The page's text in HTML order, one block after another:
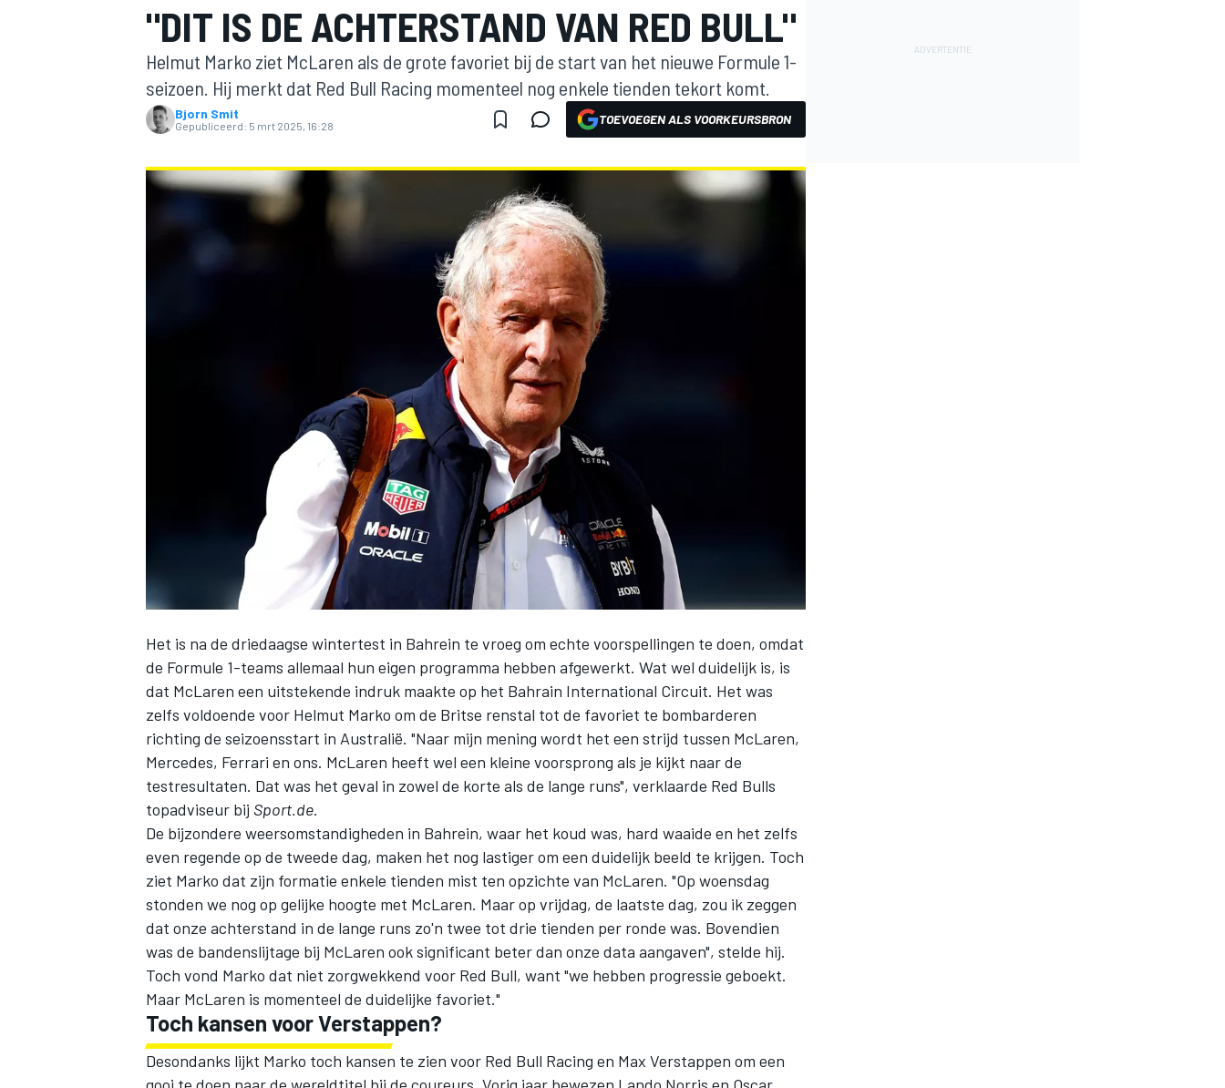
MOTOGP
WEC DTM
"DIT IS DE ACHTERSTAND VAN RED BULL"
Helmut Marko ziet McLaren als de grote favoriet bij de start van het nieuwe Formule 1-
seizoen. Hij merkt dat Red Bull Racing momenteel nog enkele tienden tekort komt.
Bjorn Smit
Gepubliceerd: 5 mrt 2025, 16:28 TOEVOEGEN ALS VOORKEURSBRON
Het is na de driedaagse wintertest in Bahrein te vroeg om echte voorspellingen te doen, omdat
de Formule 1-teams allemaal hun eigen programma hebben afgewerkt. Wat wel duidelijk is, is
dat McLaren een uitstekende indruk maakte op het Bahrain International Circuit. Het was
zelfs voldoende voor Helmut Marko om de Britse renstal tot de favoriet te bombarderen
richting de seizoensstart in Australië. "Naar mijn mening wordt het een strijd tussen McLaren,
Mercedes, Ferrari en ons. McLaren heeft wel een kleine voorsprong als je kijkt naar de
testresultaten. Dat was het geval in zowel de korte als de lange runs", verklaarde Red Bulls
topadviseur bij Sport.de.
De bijzondere weersomstandigheden in Bahrein, waar het koud was, hard waaide en het zelfs
even regende op de tweede dag, maken het nog lastiger om een duidelijk beeld te krijgen. Toch
ziet Marko dat zijn formatie enkele tienden mist ten opzichte van McLaren. "Op woensdag
stonden we nog op gelijke hoogte met McLaren. Maar op vrijdag, de laatste dag, zou ik zeggen
dat onze achterstand in de lange runs zo'n twee tot drie tienden per ronde was. Bovendien
was de bandenslijtage bij McLaren ook significant beter dan onze data aangaven", stelde hij.
Toch vond Marko dat niet zorgwekkend voor Red Bull, want "we hebben progressie geboekt.
Maar McLaren is momenteel de duidelijke favoriet."
Toch kansen voor Verstappen?
Desondanks lijkt Marko toch kansen te zien voor Red Bull Racing en Max Verstappen om een